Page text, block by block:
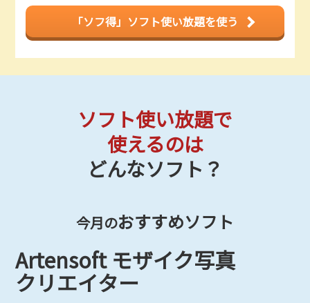
「ソフ得」ソフト使い放題を使う
ソフト使い放題で
使えるのは
どんなソフト？
今月のおすすめソフト
Artensoft モザイク写真
クリエイター